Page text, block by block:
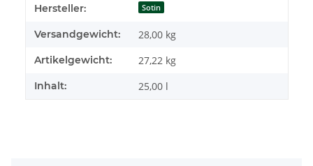
Produkteigenschaft
Wert
Hersteller: Sotin
Versandgewicht: 28,00 kg
Artikelgewicht: 27,22 kg
Inhalt: 25,00 l